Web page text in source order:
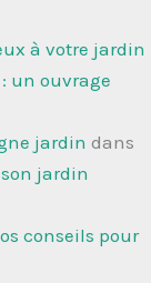
à votre jardin
un ouvrage
jardin dans
jardin
conseils pour